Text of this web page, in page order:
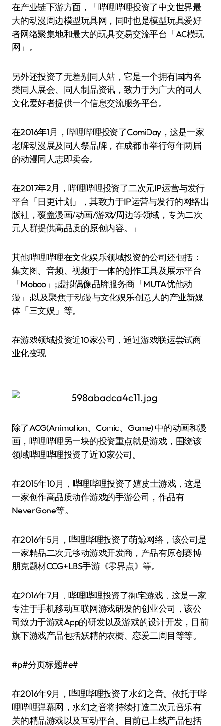
在产业链下游方面，「哔哩哔哩投资了中文世界最
大的动漫周边模型玩具网，同时也是模型玩具爱好
者网络聚集地和最大的玩具交易交流平台「AC模玩
网」。
另外还投资了无差别同人站，它是一个拥有国内各
类同人展会、同人制品资讯，致力于为广大的同人
文化爱好者提供一个信息交流服务平台。
在2016年1月，哔哩哔哩投资了ComiDay，这是一家
老牌动漫展及同人祭品牌，在成都市举行每年两届
的动漫同人志即卖会。
在2017年2月，哔哩哔哩投资了二次元IP运营与发行
平台「日更计划」，其致力于IP运营与发行的网络出
版社，覆盖漫画/动画/游戏/周边等领域，专为二次
元人群提供高品质的原创内容。」
其他哔哩哔哩在文化娱乐领域投资的公司还包括：
集文图、音频、视频于一体的创作工具及展示平台
「Moboo」;虚拟偶像品牌服务商「MUTA优他动
漫」;以及聚焦于动漫与文化娱乐创意人的产业新媒
体「三文娱」等。
在游戏领域投资近10家公司，通过游戏联运尝试商
业化变现
除了ACG(Animation、Comic、Game) 中的动画和漫
画，哔哩哔哩另一块的投资重点就是游戏，围绕该
领域哔哩哔哩投资了近10家公司。
在2015年10月，哔哩哔哩投资了嬉皮士游戏，这是
一家创作高品质动作游戏的手游公司，作品有
NeverGone等。
在2016年5月，哔哩哔哩投资了萌鲸网络，该公司是
一家精品二次元移动游戏开发商，产品有原创赛博
朋克题材CCG+LBS手游《零界点》等。
在2016年7月，哔哩哔哩投资了御宅游戏，这是一家
专注于手机移动互联网游戏研发的创业公司，该公
司致力于游戏App的研发以及游戏的设计开发，目前
旗下游戏产品包括妖精的衣橱、恋爱二周目等等。
#p#分页标题#e#
在2016年9月，哔哩哔哩投资了水幻之音。依托于哔
哩哔哩弹幕网，水幻之音将持续打造二次元音乐有
关的精品游戏以及互动平台。目前已上线产品包括